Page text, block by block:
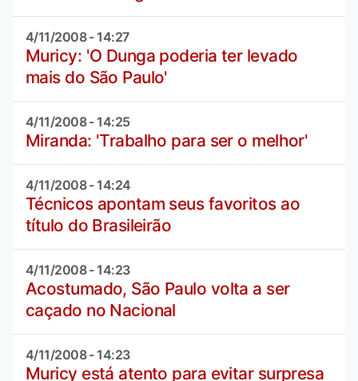
4/11/2008 - 14:27
Muricy: 'O Dunga poderia ter levado
mais do São Paulo'
4/11/2008 - 14:25
Miranda: 'Trabalho para ser o melhor'
4/11/2008 - 14:24
Técnicos apontam seus favoritos ao
título do Brasileirão
4/11/2008 - 14:23
Acostumado, São Paulo volta a ser
caçado no Nacional
4/11/2008 - 14:23
Muricy está atento para evitar surpresa